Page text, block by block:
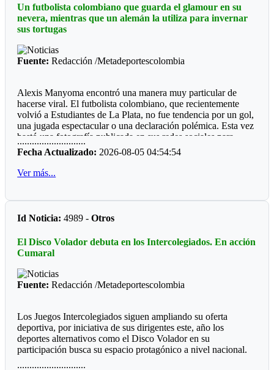
comunidad deportiva, hubo dos pantallas LED, sonido
profesional, juego de luces, quince combates y una buena
asistencia de público.
*Mesetas *
un campeonato de departamental, ya que hace presencia la
gran mayoría municipios do de hay boxeo.
Por qué será, que las entidades deporte, ya sean del orden
departamental o municipal le hacen "el feo" a eventos, que
valen la pena ver los recursos del Estado bien invertidos.
Un futbolista colombiano que guarda el glamour en su
nevera, mientras que un alemán la utiliza para invernar
sus tortugas
Fuente: Redacción /Metadeportescolombia
Alexis Manyoma encontró una manera muy particular de
hacerse viral. El futbolista colombiano, que recientemente
volvió a Estudiantes de La Plata, no fue tendencia por un gol,
una jugada espectacular o una declaración polémica. Esta vez
bastó una fotografía publicada en sus redes sociales para
despertar la curiosidad de miles de personas: un refrigerador
completamente lleno de perfumes.
La imagen sorprendió porque, al abrir la nevera, no aparecían
distintas fragancias perfectamente acomodados en los
compartimentos. Mientras muchos deportistas presumen
autos, relojes o camisetas, Manyoma llamó la atención
habitual de conservarla.
*Reacciones*
Como era de esperarse, las redes sociales reaccionaron de
almorzaría un perfume de la marca Lattafa, mientras algunos
recordaron la famosa frase de Teófilo Gutiérrez: “Perfume
europeo, papi”. En pocas horas, la publicación acumuló miles
de reacciones.
............................
Fecha Actualizado: 2026-08-05 04:54:54
Ver más...
Id Noticia: 4989 -Otros
El Disco Volador debuta en los Intercolegiados. En acción
Cumaral
Fuente: Redacción /Metadeportescolombia
Los Juegos Intercolegiados siguen ampliando su oferta
deportiva, por iniciativa de sus dirigentes este, año los
deportes alternativos como el Disco Volador en su
participación busca su espacio protagónico a nivel nacional.
............................